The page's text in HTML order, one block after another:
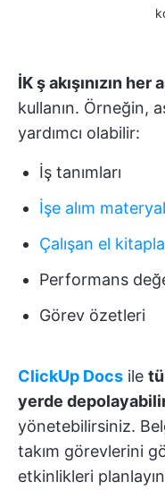
İK ş akışınızın her
kullanın. Örneğin,
yardımcı olabilir:
İş tanımları
İşe alım
Çalışan el
Performans
Görev özetleri
ClickUp Docs ile
yerde
yönetebilirsiniz.
takım görevlerini
etkinlikleri